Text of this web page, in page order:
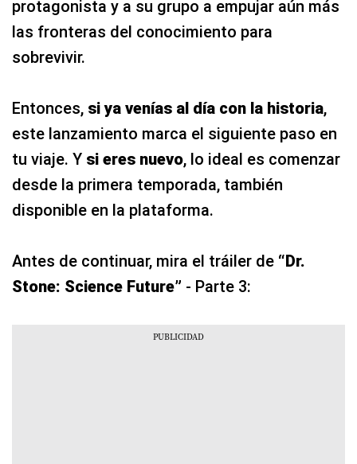
protagonista y a su grupo a empujar aún más
las fronteras del conocimiento para
sobrevivir.
Entonces, si ya venías al día con la historia,
este lanzamiento marca el siguiente paso en
tu viaje. Y si eres nuevo, lo ideal es comenzar
desde la primera temporada, también
disponible en la plataforma.
Antes de continuar, mira el tráiler de “Dr.
Stone: Science Future” - Parte 3: